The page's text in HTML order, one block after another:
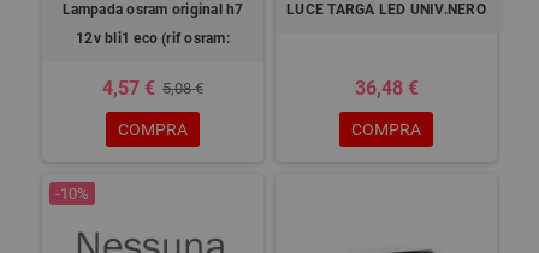
Lampada osram original h7
12v bli1 eco (rif osram:
4,57 € 5,08 €
COMPRA
LUCE TARGA LED UNIV.NERO
36,48 €
COMPRA
-10%